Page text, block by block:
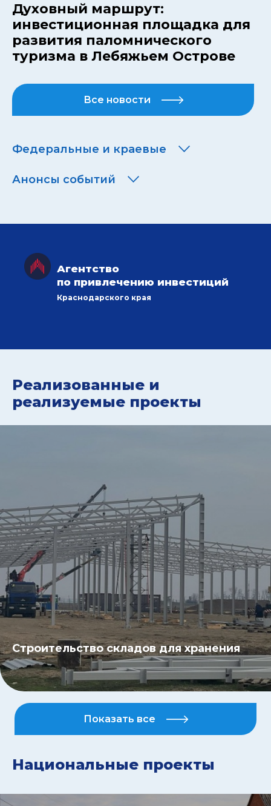
Все новости
Духовный маршрут:
инвестиционная площадка для
развития паломнического
туризма в Лебяжьем Острове
Федеральные и краевые
Анонсы событий
Агентство
по привлечению инвестиций
Краснодарского края
Реализованные и
реализуемые проекты
Строительство складов для хранения
Показать все
Национальные проекты